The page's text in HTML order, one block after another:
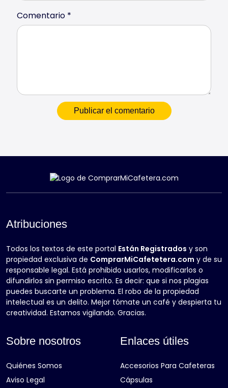
Comentario *
Atribuciones
Todos los textos de este portal Están Registrados y son
propiedad exclusiva de ComprarMiCafetetera.com y de su
responsable legal. Está prohibido usarlos, modificarlos o
difundirlos sin permiso escrito. Es decir: que si nos plagias
puedes buscarte un problema. El robo de la propiedad
intelectual es un delito. Mejor tómate un café y despierta tu
creatividad. Estamos vigilando. Gracias.
Sobre nosotros
Quiénes Somos
Aviso Legal
Enlaces útiles
Accesorios Para Cafeteras
Cápsulas